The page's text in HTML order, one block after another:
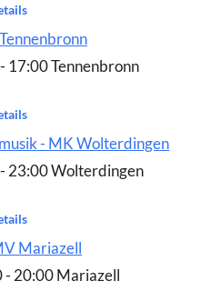
Tennenbronn
- MK Wolterdingen
Wolterdingen
Mariazell
20:00 Mariazell